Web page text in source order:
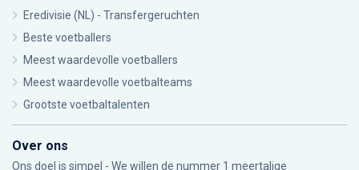
Eredivisie (NL) - Transfergeruchten
Beste voetballers
Meest waardevolle voetballers
Meest waardevolle voetbalteams
Grootste voetbaltalenten
Over ons
Ons doel is simpel - We willen de nummer 1 meertalige